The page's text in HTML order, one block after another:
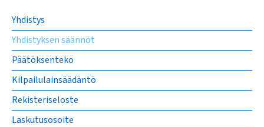
Yhdistys
Yhdistyksen säännöt
Päätöksenteko
Kilpailulainsäädäntö
Rekisteriseloste
Laskutusosoite